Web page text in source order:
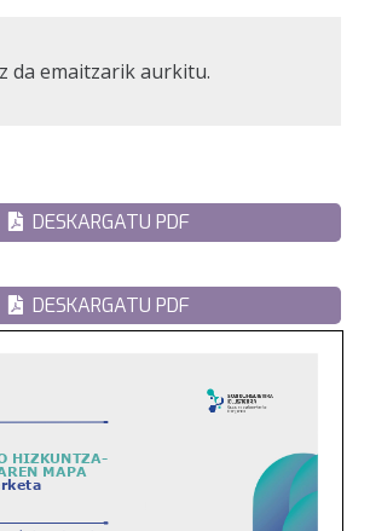
da emaitzarik aurkitu.
DESKARGATU PDF
DESKARGATU PDF